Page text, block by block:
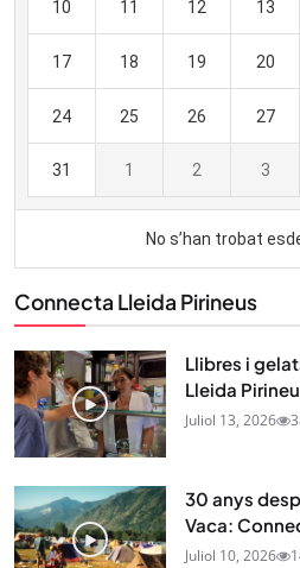
Connecta Lleida Pirineus
Llibres i
Lleida
Juliol 13, 2026
30 anys
Vaca:
Juliol 10, 2026